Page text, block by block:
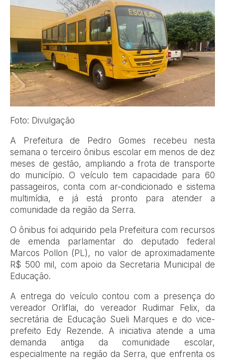
Foto: Divulgação
A Prefeitura de Pedro Gomes recebeu nesta
semana o terceiro ônibus escolar em menos de dez
meses de gestão, ampliando a frota de transporte
do município. O veículo tem capacidade para 60
passageiros, conta com ar-condicionado e sistema
multimídia, e já está pronto para atender a
comunidade da região da Serra.
O ônibus foi adquirido pela Prefeitura com recursos
de emenda parlamentar do deputado federal
Marcos Pollon (PL), no valor de aproximadamente
R$ 500 mil, com apoio da Secretaria Municipal de
Educação.
A entrega do veículo contou com a presença do
vereador Orliflai, do vereador Rudimar Felix, da
secretária de Educação Sueli Marques e do vice-
prefeito Edy Rezende. A iniciativa atende a uma
demanda antiga da comunidade escolar,
especialmente na região da Serra, que enfrenta os